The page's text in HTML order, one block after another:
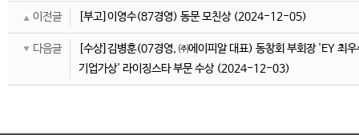
이전글 [부고]이영수(87경영) 동문 모친상(2024-12-05)
다음글
[수상]김병훈(07경영, ㈜에이피알 대표) 동창회 부회장 'EY 최우
기업가상' 라이징스타 부문 수상(2024-12-03)